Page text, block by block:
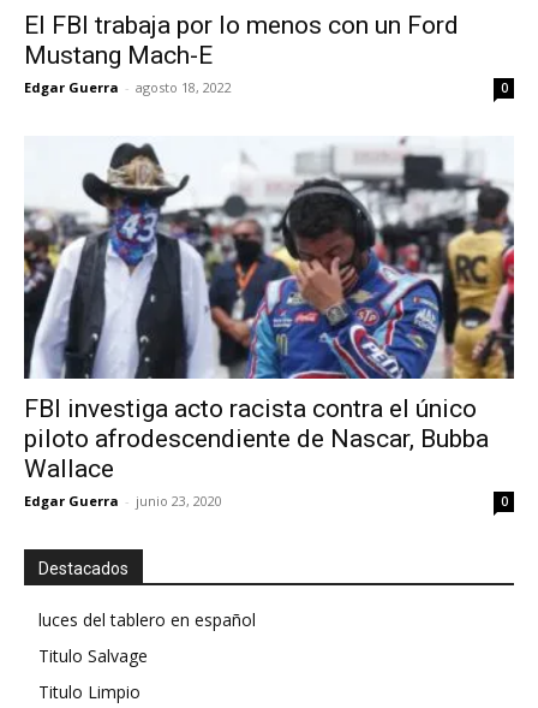
El FBI trabaja por lo menos con un Ford
Mustang Mach-E
Edgar Guerra - agosto 18, 2022 0
FBI investiga acto racista contra el único
piloto afrodescendiente de Nascar, Bubba
Wallace
Edgar Guerra - junio 23, 2020 0
Destacados
luces del tablero en español
Titulo Salvage
Titulo Limpio